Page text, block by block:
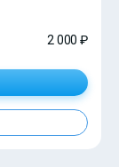
2 000 ₽